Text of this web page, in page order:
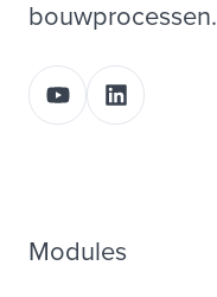
bouwprocessen.
Modules